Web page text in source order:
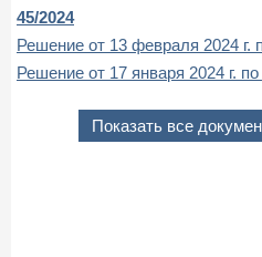
45/2024
Решение от 13 февраля 2024
Решение от 17 января 2024 г.
Показать все